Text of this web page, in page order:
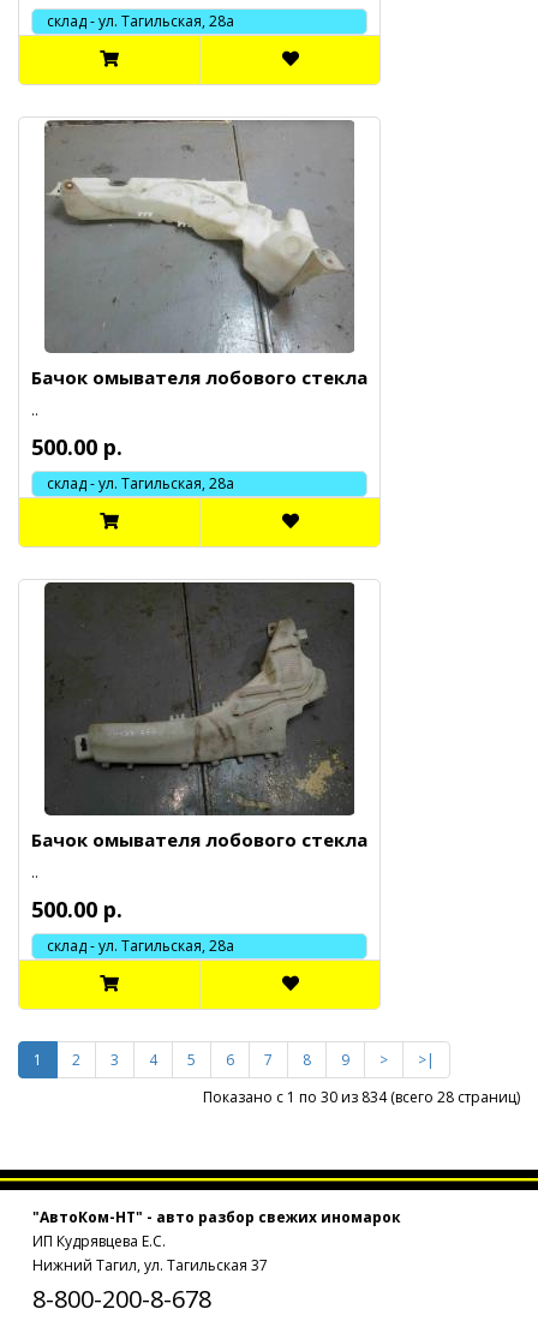
склад - ул. Тагильская, 28а
Бачок омывателя лобового стекла
..
500.00 р.
склад - ул. Тагильская, 28а
Бачок омывателя лобового стекла
..
500.00 р.
склад - ул. Тагильская, 28а
1 2 3 4 5 6 7 8 9 >
>|
Показано с 1 по 30 из 834 (всего 28 страниц)
"АвтоКом-НТ" - авто разбор свежих иномарок
ИП Кудрявцева Е.С.
Нижний Тагил, ул. Тагильская 37
8-800-200-8-678